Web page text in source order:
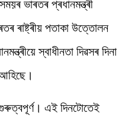
ভাৰতৰ প্ৰধানমন্ত্ৰী
ৰাষ্ট্ৰীয় পতাকা উত্তোলন
স্বাধীনতা দিৱসৰ দিনা
এই দিনটোতেই